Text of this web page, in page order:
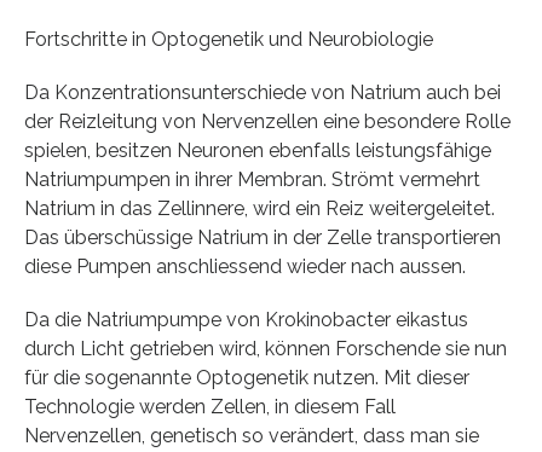
Fortschritte in Optogenetik und Neurobiologie
Da Konzentrationsunterschiede von Natrium auch bei
der Reizleitung von Nervenzellen eine besondere Rolle
spielen, besitzen Neuronen ebenfalls leistungsfähige
Natriumpumpen in ihrer Membran. Strömt vermehrt
Natrium in das Zellinnere, wird ein Reiz weitergeleitet.
Das überschüssige Natrium in der Zelle transportieren
diese Pumpen anschliessend wieder nach aussen.
Da die Natriumpumpe von Krokinobacter eikastus
durch Licht getrieben wird, können Forschende sie nun
für die sogenannte Optogenetik nutzen. Mit dieser
Technologie werden Zellen, in diesem Fall
Nervenzellen, genetisch so verändert, dass man sie